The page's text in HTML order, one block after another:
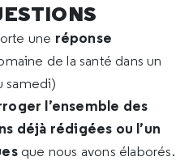
une réponse
de la santé dans un
samedi)
l’ensemble des
déjà rédigées ou l’un
que nous avons élaborés.